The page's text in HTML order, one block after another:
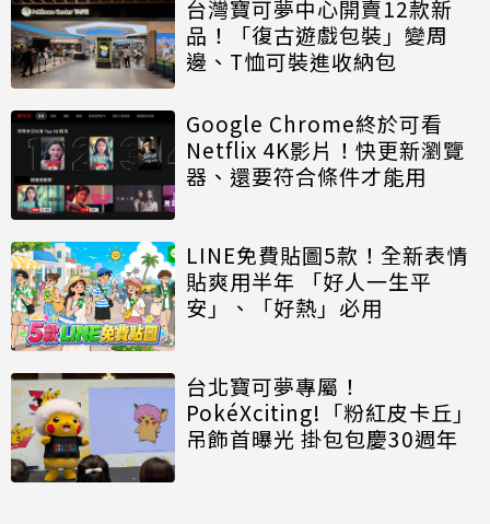
台灣寶可夢中心開賣12款新
品！「復古遊戲包裝」變周
邊、T恤可裝進收納包
Google Chrome終於可看
Netflix 4K影片！快更新瀏覽
器、還要符合條件才能用
LINE免費貼圖5款！全新表情
貼爽用半年 「好人一生平
安」、「好熱」必用
台北寶可夢專屬！
PokéXciting!「粉紅皮卡丘」
吊飾首曝光 掛包包慶30週年